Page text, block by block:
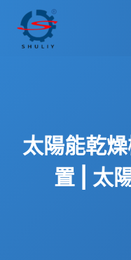
content
太陽能乾
置 | 太